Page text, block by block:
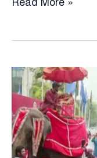
হারাম
কেন
—
প্রশ্ন
তুললেন
জামায়াত